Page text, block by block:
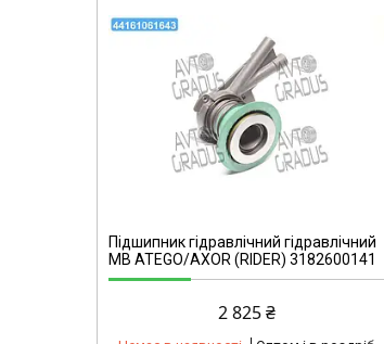
Підшипник гідравлічний гідравлічний
МВ ATEGO/AXOR (RIDER) 3182600141
2 825 ₴
28161106360-omg